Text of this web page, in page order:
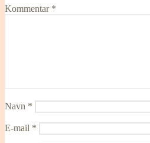
Kommentar *
Navn *
E-mail *